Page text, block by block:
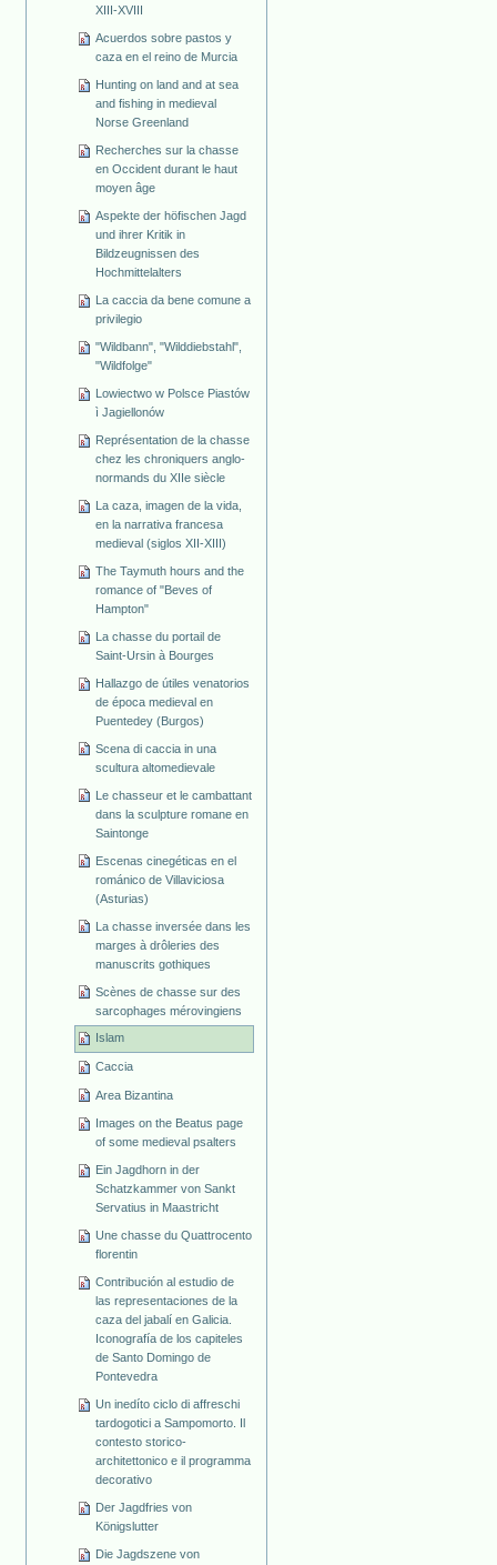
XIII-XVIII
Acuerdos sobre pastos y
caza en el reino de Murcia
Hunting on land and at sea
and fishing in medieval
Norse Greenland
Recherches sur la chasse
en Occident durant le haut
moyen âge
Aspekte der höfischen Jagd
und ihrer Kritik in
Bildzeugnissen des
Hochmittelalters
La caccia da bene comune a
privilegio
"Wildbann", "Wilddiebstahl",
"Wildfolge"
Lowiectwo w Polsce Piastów
ì Jagiellonów
Représentation de la chasse
chez les chroniquers anglo-
normands du XIIe siècle
La caza, imagen de la vida,
en la narrativa francesa
medieval (siglos XII-XIII)
The Taymuth hours and the
romance of "Beves of
Hampton"
La chasse du portail de
Saint-Ursin à Bourges
Hallazgo de útiles venatorios
de época medieval en
Puentedey (Burgos)
Scena di caccia in una
scultura altomedievale
Le chasseur et le cambattant
dans la sculpture romane en
Saintonge
Escenas cinegéticas en el
románico de Villaviciosa
(Asturias)
La chasse inversée dans les
marges à drôleries des
manuscrits gothiques
Scènes de chasse sur des
sarcophages mérovingiens
Islam
Caccia
Area Bizantina
Images on the Beatus page
of some medieval psalters
Ein Jagdhorn in der
Schatzkammer von Sankt
Servatius in Maastricht
Une chasse du Quattrocento
florentin
Contribución al estudio de
las representaciones de la
caza del jabalí en Galicia.
Iconografía de los capiteles
de Santo Domingo de
Pontevedra
Un inedíto ciclo di affreschi
tardogotici a Sampomorto. Il
contesto storico-
architettonico e il programma
decorativo
Der Jagdfries von
Königslutter
Die Jagdszene von